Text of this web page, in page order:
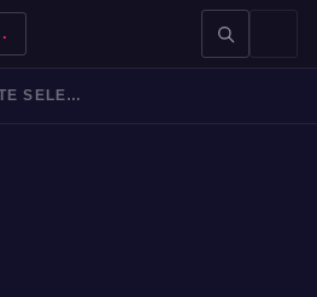
.
CHAKANA ESTATE SELECTION PINOT NOIR Y COPAS